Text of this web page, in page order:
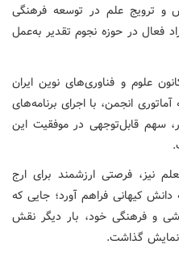
و ترویج علم در توسعه فرهنگی
فعال در حوزه نجوم تقدیر به‌عمل
علوم و فناوری‌های نوین ایران
انجمن، با اجرای برنامه‌های
سهم قابل‌توجهی در موفقیت این
نیز، فرصتی ارزشمند برای ارج
کیهانی فراهم آورد؛ جایی که
و فرهنگی خود، بار دیگر نقش
نمایش گذاشت.